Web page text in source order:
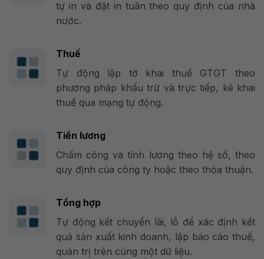
tự in và đặt in tuân theo quy định của nhà
nước.
Thuế
Tự động lập tờ khai thuế GTGT theo
phương pháp khấu trừ và trực tiếp, kê khai
thuế qua mạng tự động.
Tiền lương
Chấm công và tính lương theo hệ số, theo
quy định của công ty hoặc theo thỏa thuận.
Tổng hợp
Tự động kết chuyển lãi, lỗ để xác định kết
quả sản xuất kinh doanh, lập báo cáo thuế,
quản trị trên cùng một dữ liệu.